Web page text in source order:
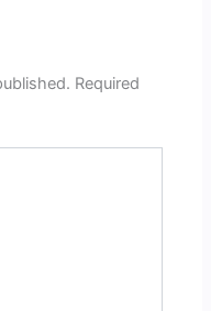
Required